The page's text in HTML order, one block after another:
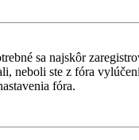
sa najskôr
neboli ste z fóra
fóra.